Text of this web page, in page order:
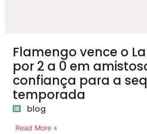
Flamengo vence o
por 2 a 0 em
confiança para a
temporada
blog
Read More »